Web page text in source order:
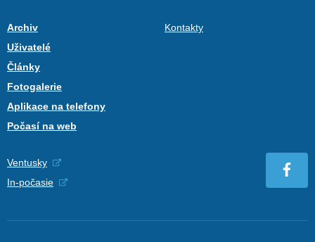
Archiv
Uživatelé
Články
Fotogalerie
Aplikace na telefony
Počasí na web
Kontakty
Ventusky
In-počasie